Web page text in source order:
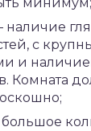
наличие
с
и
Комната
большое